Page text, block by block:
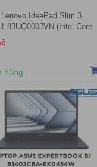
Lenovo IdeaPad Slim 3
83UQ000JVN (Intel Core
| 16GB | 512GB | Intel
| 14 inch WUXGA IPS |
hàng